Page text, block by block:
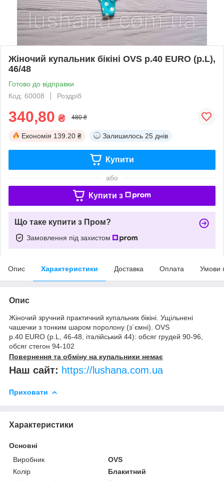
Жіночий купальник бікіні OVS р.40 EURO (р.L),
46/48
Готово до відправки
Код: 60008
Роздріб
340,80 ₴ 480 ₴
Економія 139.20 ₴ Залишилось 25 днів
Купити
або
Купити з
Що таке купити з Пром?
Замовлення під захистом
Опис Характеристики Доставка Оплата Умови
Опис
Жіночий зручний практичний купальник бікіні. Ущільнені
чашечки з тонким шаром поролону (з´ємні). OVS
р.40 EURO (р.L, 46-48, італійський 44): обсяг грудей 90-96,
обсяг стегон 94-102
Повернення та обміну на купальники немає
Наш сайт: https://lushana.com.ua
Приховати
Характеристики
Основні
Виробник
OVS
Колір
Блакитний